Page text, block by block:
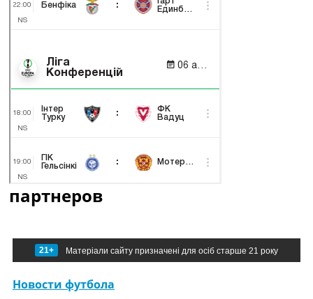
партнеров
21+ Матеріали сайту призначені для осіб старше 21 року
Новости футбола